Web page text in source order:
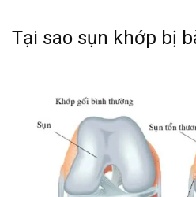
Tại sao sụn khớp bị